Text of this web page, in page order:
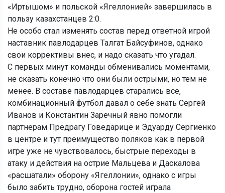
«Иртышом» и польской «Ягеллонией» завершилась в
пользу казахстанцев 2:0.
Не особо стал изменять состав перед ответной игрой
наставник павлодарцев Талгат Байсуфинов, однако
свои коррективы внес, и надо сказать что угадал.
С первых минут команды обменивались моментами,
не сказать конечно что они были острыми, но тем не
менее. В составе павлодарцев старались все,
комбинационный футбол давал о себе знать Сергей
Иванов и Константин Заречный явно помогли
партнерам Предрагу Говедарице и Эдуарду Сергиенко
в центре и тут преимущество поляков как в первой
игре уже не чувствовалось, быстрые переходы в
атаку и действия на острие Мальцева и Даскалова
«расшатали» оборону «Ягеллонии», однако с игры
было забить трудно, оборона гостей играла